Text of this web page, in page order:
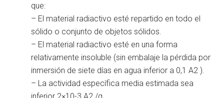
que:
– El material radiactivo esté repartido en todo el
sólido o conjunto de objetos sólidos.
– El material radiactivo esté en una forma
relativamente insoluble (sin embalaje la pérdida por
inmersión de siete días en agua inferior a 0,1 A2 ).
– La actividad específica media estimada sea